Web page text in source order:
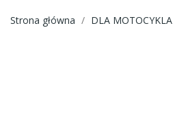
Strona główna DLA MOTOCYKLA